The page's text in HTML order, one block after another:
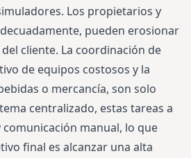
Los propietarios y
pueden erosionar
cliente. La coordinación de
de equipos costosos y la
o mercancía, son solo
centralizado, estas tareas a
manual, lo que
final es alcanzar una alta